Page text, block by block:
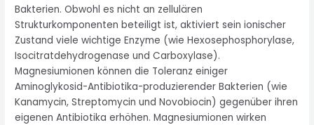
Bakterien. Obwohl es nicht an zellulären
Strukturkomponenten beteiligt ist, aktiviert sein ionischer
Zustand viele wichtige Enzyme (wie Hexosephosphorylase,
Isocitratdehydrogenase und Carboxylase).
Magnesiumionen können die Toleranz einiger
Aminoglykosid-Antibiotika-produzierender Bakterien (wie
Kanamycin, Streptomycin und Novobiocin) gegenüber ihren
eigenen Antibiotika erhöhen. Magnesiumionen wirken